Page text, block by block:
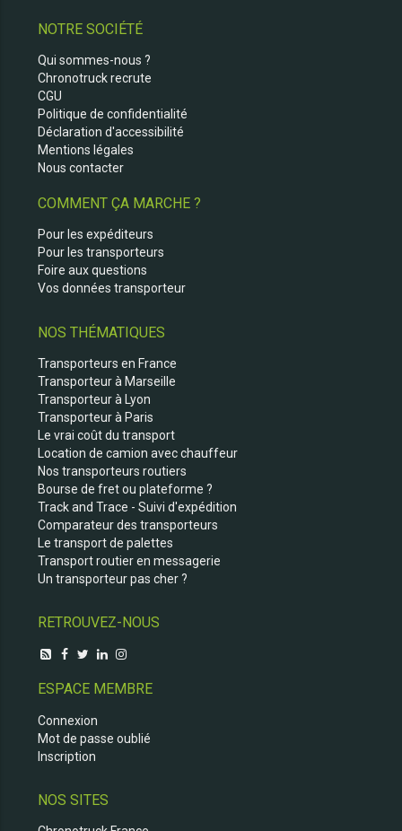
NOTRE SOCIÉTÉ
Qui sommes-nous ?
Chronotruck recrute
CGU
Politique de confidentialité
Déclaration d'accessibilité
Mentions légales
Nous contacter
COMMENT ÇA MARCHE ?
Pour les expéditeurs
Pour les transporteurs
Foire aux questions
Vos données transporteur
NOS THÉMATIQUES
Transporteurs en France
Transporteur à Marseille
Transporteur à Lyon
Transporteur à Paris
Le vrai coût du transport
Location de camion avec chauffeur
Nos transporteurs routiers
Bourse de fret ou plateforme ?
Track and Trace - Suivi d'expédition
Comparateur des transporteurs
Le transport de palettes
Transport routier en messagerie
Un transporteur pas cher ?
RETROUVEZ-NOUS
ESPACE MEMBRE
Connexion
Mot de passe oublié
Inscription
NOS SITES